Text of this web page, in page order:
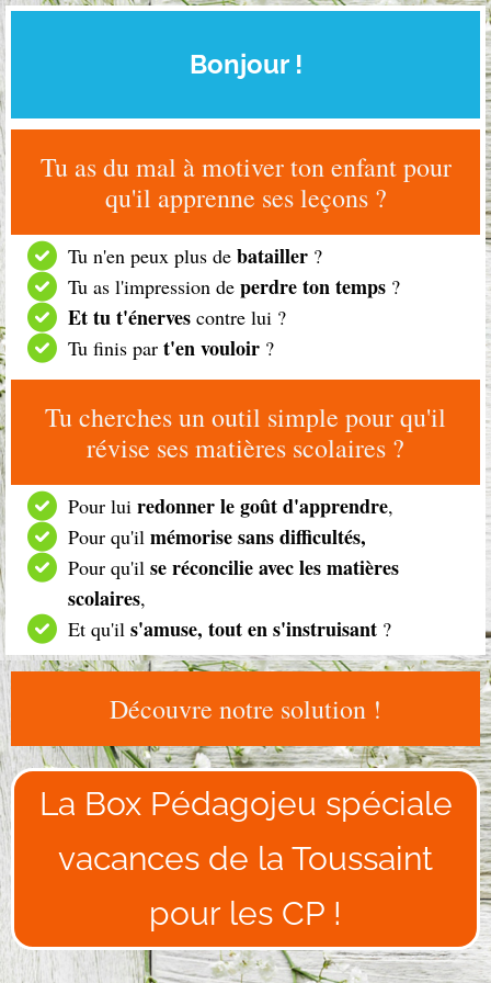
Bonjour !
Tu as du mal à motiver ton enfant pour
qu'il apprenne ses leçons ?
Tu n'en peux plus de batailler ?
Tu as l'impression de perdre ton temps ?
Et tu t'énerves contre lui ?
Tu finis par t'en vouloir ?
Tu cherches un outil simple pour qu'il
révise ses matières scolaires ?
Pour lui redonner le goût d'apprendre,
Pour qu'il mémorise sans difficultés,
Pour qu'il se réconcilie avec les matières
scolaires,
Et qu'il s'amuse, tout en s'instruisant ?
Découvre notre solution !
La Box Pédagojeu spéciale
vacances de la Toussaint
pour les CP !